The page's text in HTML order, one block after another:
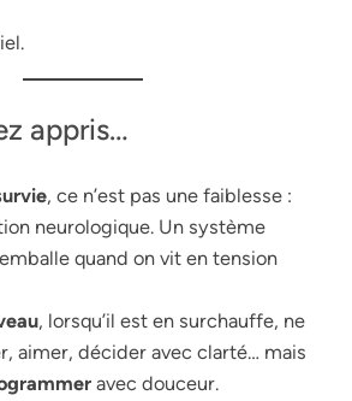
appris…
, ce n’est pas une faiblesse :
neurologique. Un système
quand on vit en tension
, lorsqu’il est en surchauffe, ne
aimer, décider avec clarté… mais
avec douceur.